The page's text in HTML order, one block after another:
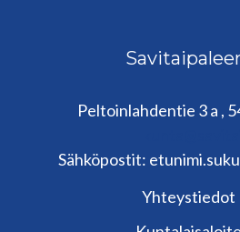
Peltoinlahdentie 3 a ,
Sähköpostit:
Yhteystiedot